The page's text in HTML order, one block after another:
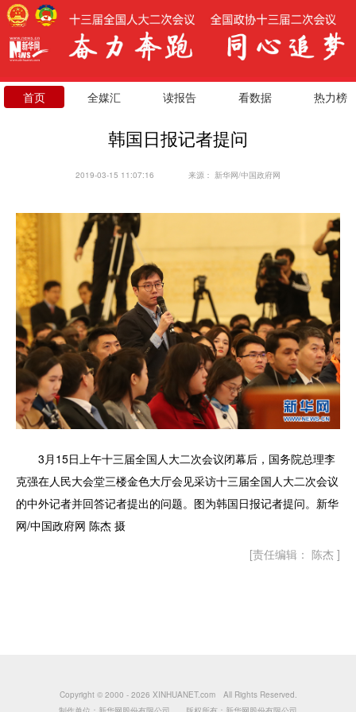
首页 全媒汇 读报告 看数据 热力榜
韩国日报记者提问
2019-03-15 11:07:16 来源： 新华网/中国政府网
3月15日上午十三届全国人大二次会议闭幕后，国务院总理李
克强在人民大会堂三楼金色大厅会见采访十三届全国人大二次会议
的中外记者并回答记者提出的问题。图为韩国日报记者提问。新华
网/中国政府网 陈杰 摄
[责任编辑： 陈杰 ]
Copyright © 2000 - 2026 XINHUANET.com All Rights Reserved.